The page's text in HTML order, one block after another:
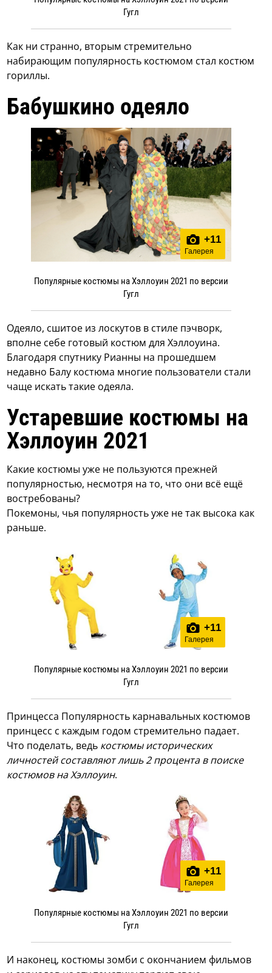
Гугл
Как ни странно, вторым стремительно
набирающим популярность костюмом стал костюм
гориллы.
Бабушкино одеяло
+11
Галерея
Популярные костюмы на Хэллоуин 2021 по версии
Гугл
Одеяло, сшитое из лоскутов в стиле пэчворк,
вполне себе готовый костюм для Хэллоуина.
Благодаря спутнику Рианны на прошедшем
недавно Балу костюма многие пользователи стали
чаще искать такие одеяла.
Устаревшие костюмы на
Хэллоуин 2021
Какие костюмы уже не пользуются прежней
популярностью, несмотря на то, что они всё ещё
востребованы?
Покемоны, чья популярность уже не так высока как
раньше.
+11
Галерея
Популярные костюмы на Хэллоуин 2021 по версии
Гугл
Принцесса Популярность карнавальных костюмов
принцесс с каждым годом стремительно падает.
Что поделать, ведь костюмы исторических
личностей составляют лишь 2 процента в поиске
костюмов на Хэллоуин.
+11
Галерея
Популярные костюмы на Хэллоуин 2021 по версии
Гугл
И наконец, костюмызомби с окончанием фильмов